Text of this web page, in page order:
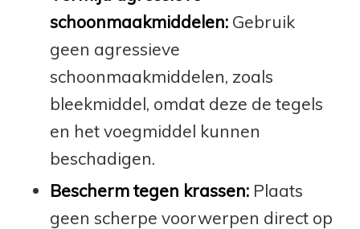
schoonmaakmiddelen:Gebruik
geen agressieve
schoonmaakmiddelen, zoals
bleekmiddel, omdat deze de tegels
en het voegmiddel kunnen
beschadigen.
Bescherm tegen krassen:Plaats
geen scherpe voorwerpen direct op